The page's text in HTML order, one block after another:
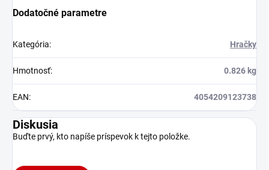
Dodatočné parametre
Kategória: Hračky
Hmotnosť: 0.826 kg
EAN: 4054209123738
Diskusia
Buďte prvý, kto napíše príspevok k tejto položke.